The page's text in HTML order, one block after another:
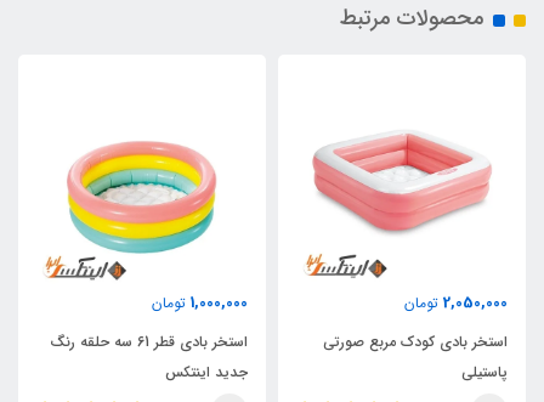
محصولات مرتبط
2,050,000 تومان
استخر بادی کودک مربع صورتی
پاستیلی
1,000,000 تومان
استخر بادی قطر 61 سه حلقه رنگ
جدید اینتکس